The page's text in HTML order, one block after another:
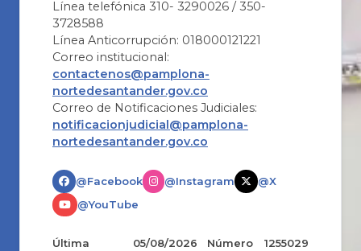
Línea telefónica 310- 3290026 / 350-
3728588
Línea Anticorrupción: 018000121221
Correo institucional:
contactenos@pamplona-
nortedesantander.gov.co
Correo de Notificaciones Judiciales:
notificacionjudicial@pamplona-
nortedesantander.gov.co
@Facebook @Instagram
@X
@YouTube
Última
05/08/2026
Número
1255029